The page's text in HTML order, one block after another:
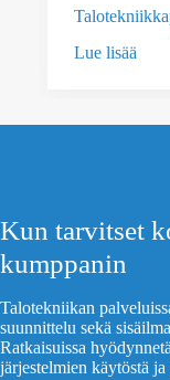
Lue lisää
Kun tarvitset
kumppanin
Talotekniikan
suunnittelu sekä
Ratkaisuissa
järjestelmien käytöstä